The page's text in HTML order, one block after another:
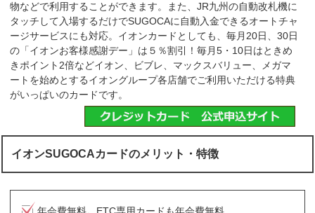
物などで利用することができます。また、JR九州の自動改札機に
タッチして入場するだけでSUGOCAに自動入金できるオートチャ
ージサービスにも対応。イオンカードとしても、毎月20日、30日
の「イオンお客様感謝デー」は５％割引！毎月5・10日はときめ
きポイント2倍などイオン、ビブレ、マックスバリュー、メガマ
ートを始めとするイオングループ各店舗でご利用いただける特典
がいっぱいのカードです。
イオンSUGOCAカードのメリット・特徴